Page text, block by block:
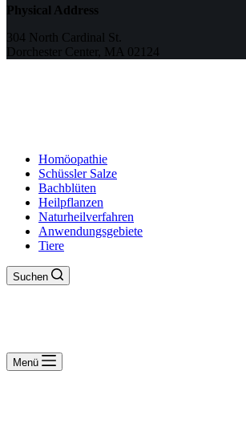
Physical Address
304 North Cardinal St.
Dorchester Center, MA 02124
Homöopathie
Schüssler Salze
Bachblüten
Heilpflanzen
Naturheilverfahren
Anwendungsgebiete
Tiere
Suchen
Menü